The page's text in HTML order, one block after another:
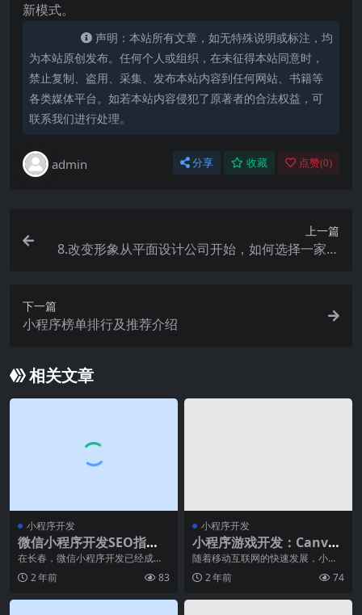
新模式。
声明：本站所有文章，如无特殊说明或标注，均
为本站原创发布。任何个人或组织，在未征得本站同意时，
禁止复制、盗用、采集、发布本站内容到任何网站、书籍等
各类媒体平台。如若本站内容侵犯了原著者的合法权益，可
联系我们进行处理。
admin 分享 收藏 点赞(0)
上一篇
8.改变形象从平面设计公司开始，如何选择一家顶
下一篇
小程序榜单排行及推荐介绍
相关文章
小程序开发
微信小程序开发SEO指南
发布，关键词优化竟然不
是“关键”?
在长春，微信小程序开发已经成为
了一种趋势。随着科技的发展，越
来越多的企业和个人开
2 年前 83
小程序开发
小程序游戏开发：Canvas
与WebGL技术详解
随着移动互联网的快速发展，小程
序应用逐渐成为用户生活中不可或
缺的一部分，而其中游
2 年前 74